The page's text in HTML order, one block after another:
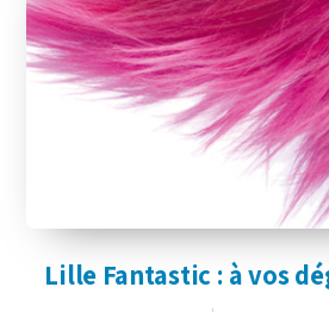
Lille Fantastic : à vos